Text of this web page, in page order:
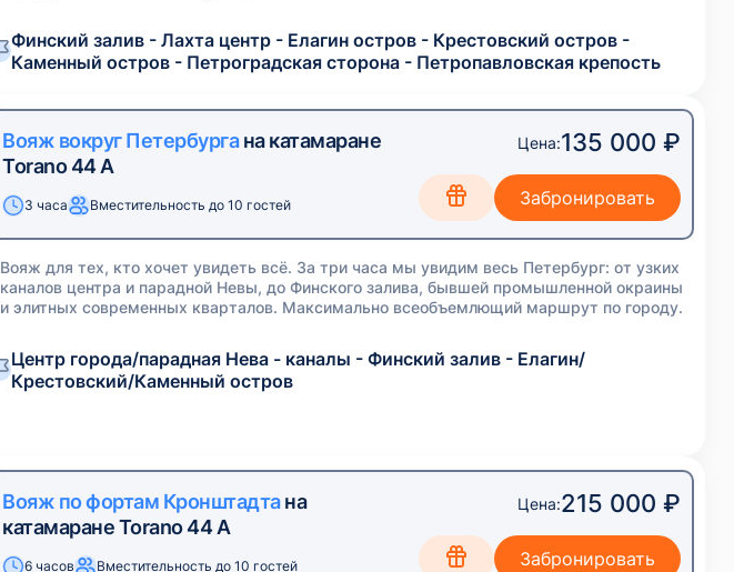
Финский залив - Лахта центр - Елагин остров - Крестовский остров -
Каменный остров - Петроградская сторона - Петропавловская крепость
Вояж вокруг Петербургана катамаране
Torano 44 A
3 часа Вместительность до 10 гостей
Цена:135 000 ₽
Вояж для тех, кто хочет увидеть всё. За три часа мы увидим весь Петербург: от узких
каналов центра и парадной Невы, до Финского залива, бывшей промышленной окраины
и элитных современных кварталов. Максимально всеобъемлющий маршрут по городу.
Центр города/парадная Нева - каналы - Финский залив - Елагин/
Крестовский/Каменный остров
Вояж по фортам Кронштадтана
катамаране Torano 44 A
6 часов Вместительность до 10 гостей
Цена:215 000 ₽